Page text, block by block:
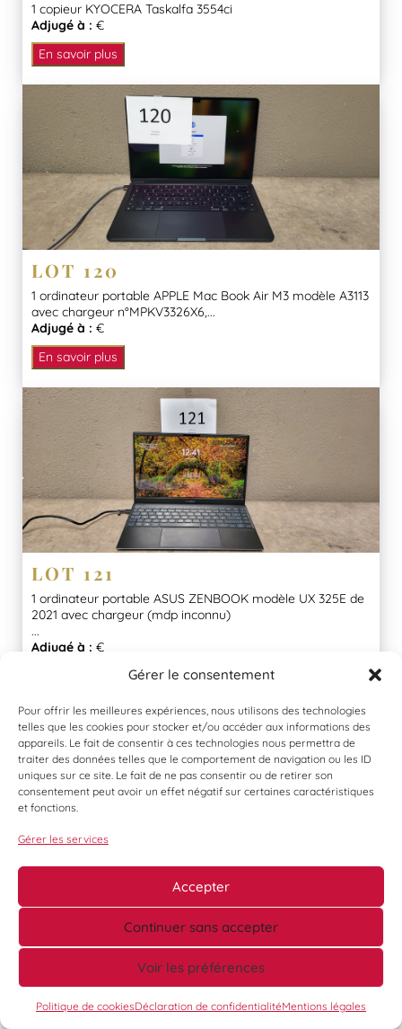
Gérer le consentement
Pour offrir les meilleures expériences, nous utilisons des technologies
telles que les cookies pour stocker et/ou accéder aux informations des
appareils. Le fait de consentir à ces technologies nous permettra de
traiter des données telles que le comportement de navigation ou les ID
uniques sur ce site. Le fait de ne pas consentir ou de retirer son
consentement peut avoir un effet négatif sur certaines caractéristiques
et fonctions.
Gérer les services
Accepter
Continuer sans accepter
Voir les préférences
Politique de cookiesDéclaration de confidentialitéMentions légales
1 copieur KYOCERA Taskalfa 3554ci
Adjugé à : €
En savoir plus
LOT 120
1 ordinateur portable APPLE Mac Book Air M3 modèle A3113
avec chargeur n°MPKV3326X6,...
Adjugé à : €
En savoir plus
LOT 121
1 ordinateur portable ASUS ZENBOOK modèle UX 325E de
2021 avec chargeur (mdp inconnu)
...
Adjugé à : €
; CND34617SP IntelCore i5 avec...
Adjugé à :€